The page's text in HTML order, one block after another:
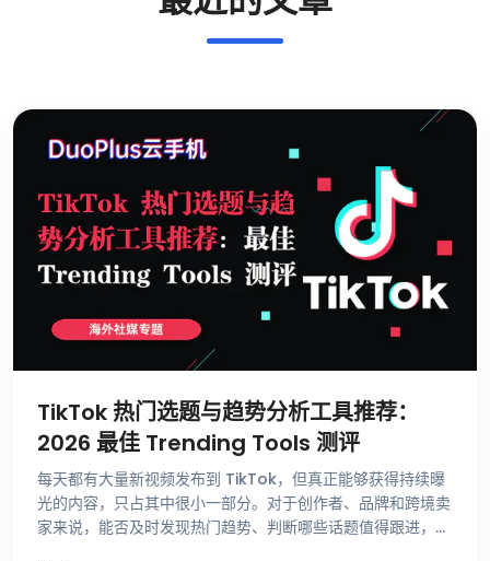
TikTok 热门选题与趋势分析工具推荐：
2026 最佳 Trending Tools 测评
每天都有大量新视频发布到 TikTok，但真正能够获得持续曝
光的内容，只占其中很小一部分。对于创作者、品牌和跨境卖
家来说，能否及时发现热门趋势、判断哪些话题值得跟进，比